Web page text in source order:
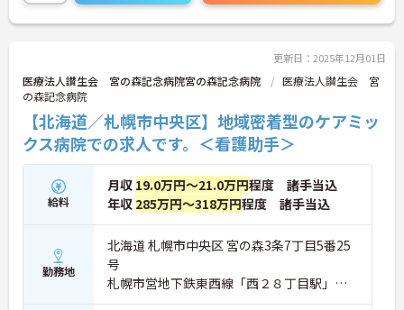
更新日：2025年12月01日
医療法人讃生会 宮の森記念病院宮の森記念病院
医療法人讃生会 宮
の森記念病院
【北海道／札幌市中央区】地域密着型のケアミッ
クス病院での求人です。＜看護助手＞
給料
月収 19.0万円～21.0万円程度 諸手当込
年収 285万円～318万円程度 諸手当込
勤務地
北海道 札幌市中央区 宮の森3条7丁目5番25
号
札幌市営地下鉄東西線「西２８丁目駅」徒
歩15分